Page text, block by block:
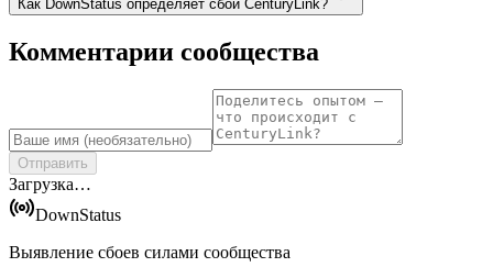
Как DownStatus определяет сбои CenturyLink?
Комментарии сообщества
Отправить
Загрузка…
DownStatus
Выявление сбоев силами сообщества